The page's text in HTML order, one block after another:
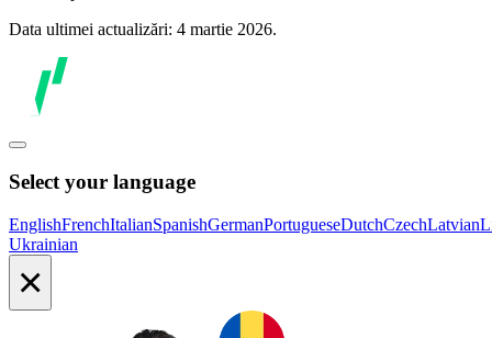
Data ultimei actualizări: 4 martie 2026.
Select your language
EnglishFrenchItalianSpanishGermanPortugueseDutchCzechLatvian
Ukrainian
×